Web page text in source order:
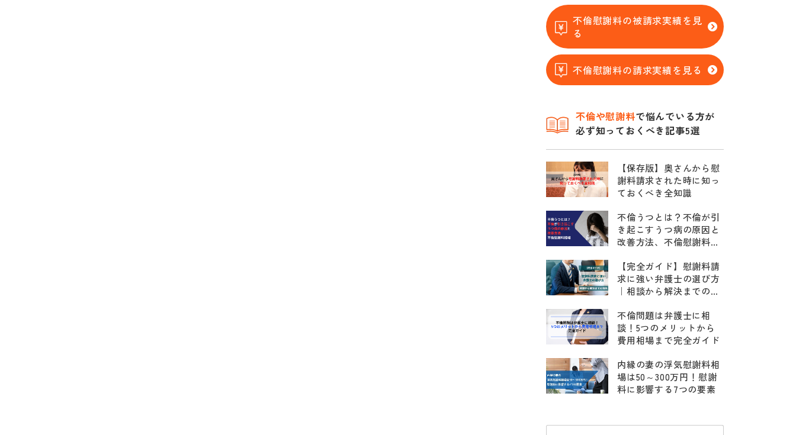
不倫慰謝料の被請求実績を見
る
不倫慰謝料の請求実績を見る
不倫や慰謝料で悩んでいる方が
必ず知っておくべき記事5選
【保存版】奥さんから慰
謝料請求された時に知っ
ておくべき全知識
不倫うつとは？不倫が引
き起こすうつ病の原因と
改善方法、不倫慰謝料相
【完全ガイド】慰謝料請
求に強い弁護士の選び方
｜相談から解決までの流
不倫問題は弁護士に相
談！5つのメリットから
費用相場まで完全ガイド
内縁の妻の浮気慰謝料相
場は50～300万円！慰謝
料に影響する7つの要素